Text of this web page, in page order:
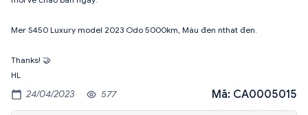
Mer S450 Luxury model 2023 Odo 5000km, Màu đen nthat đen.
Thanks! 🤝
HL
24/04/2023 577 Mã: CA0005015